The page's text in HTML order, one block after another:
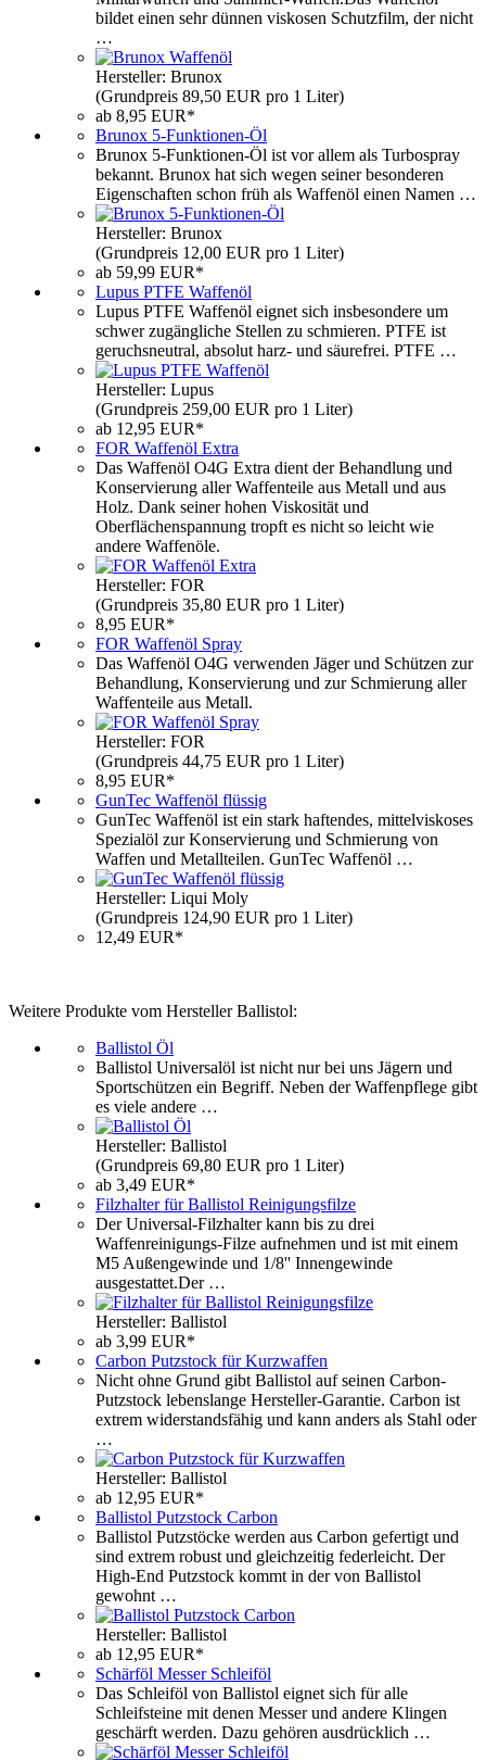
bildet einen sehr dünnen viskosen Schutzfilm, der nicht
…
Hersteller: Brunox
(Grundpreis 89,50 EUR pro 1 Liter)
ab 8,95 EUR*
Brunox 5-Funktionen-Öl
Brunox 5-Funktionen-Öl ist vor allem als Turbospray
bekannt. Brunox hat sich wegen seiner besonderen
Eigenschaften schon früh als Waffenöl einen Namen …
Hersteller: Brunox
(Grundpreis 12,00 EUR pro 1 Liter)
ab 59,99 EUR*
Lupus PTFE Waffenöl
Lupus PTFE Waffenöl eignet sich insbesondere um
schwer zugängliche Stellen zu schmieren. PTFE ist
geruchsneutral, absolut harz- und säurefrei. PTFE …
Hersteller: Lupus
(Grundpreis 259,00 EUR pro 1 Liter)
ab 12,95 EUR*
FOR Waffenöl Extra
Das Waffenöl O4G Extra dient der Behandlung und
Konservierung aller Waffenteile aus Metall und aus
Holz. Dank seiner hohen Viskosität und
Oberflächenspannung tropft es nicht so leicht wie
andere Waffenöle.
Hersteller: FOR
(Grundpreis 35,80 EUR pro 1 Liter)
8,95 EUR*
FOR Waffenöl Spray
Das Waffenöl O4G verwenden Jäger und Schützen zur
Behandlung, Konservierung und zur Schmierung aller
Waffenteile aus Metall.
Hersteller: FOR
(Grundpreis 44,75 EUR pro 1 Liter)
8,95 EUR*
GunTec Waffenöl flüssig
GunTec Waffenöl ist ein stark haftendes, mittelviskoses
Spezialöl zur Konservierung und Schmierung von
Waffen und Metallteilen. GunTec Waffenöl …
Hersteller: Liqui Moly
(Grundpreis 124,90 EUR pro 1 Liter)
12,49 EUR*
Weitere Produkte vom Hersteller Ballistol:
Ballistol Öl
Ballistol Universalöl ist nicht nur bei uns Jägern und
Sportschützen ein Begriff. Neben der Waffenpflege gibt
es viele andere …
Hersteller: Ballistol
(Grundpreis 69,80 EUR pro 1 Liter)
ab 3,49 EUR*
Filzhalter für Ballistol Reinigungsfilze
Der Universal-Filzhalter kann bis zu drei
Waffenreinigungs-Filze aufnehmen und ist mit einem
M5 Außengewinde und 1/8'' Innengewinde
ausgestattet.Der …
Hersteller: Ballistol
ab 3,99 EUR*
Carbon Putzstock für Kurzwaffen
Nicht ohne Grund gibt Ballistol auf seinen Carbon-
Putzstock lebenslange Hersteller-Garantie. Carbon ist
extrem widerstandsfähig und kann anders als Stahl oder
…
Hersteller: Ballistol
ab 12,95 EUR*
Ballistol Putzstock Carbon
Ballistol Putzstöcke werden aus Carbon gefertigt und
sind extrem robust und gleichzeitig federleicht. Der
High-End Putzstock kommt in der von Ballistol
gewohnt …
Hersteller: Ballistol
ab 12,95 EUR*
Schärföl Messer Schleiföl
Das Schleiföl von Ballistol eignet sich für alle
Schleifsteine mit denen Messer und andere Klingen
geschärft werden. Dazu gehören ausdrücklich …